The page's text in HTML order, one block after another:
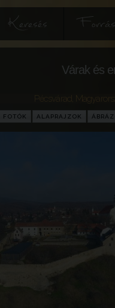
Keresés
Várak és
Pécsvárad
FOTÓK ALAPRAJZOK